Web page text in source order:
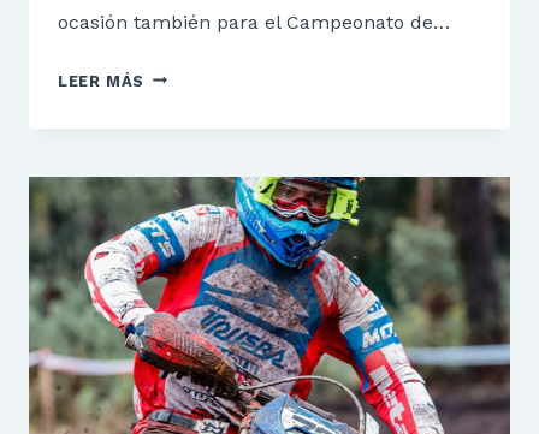
ocasión también para el Campeonato de…
LEER MÁS IV
VILLA
PRAVIA